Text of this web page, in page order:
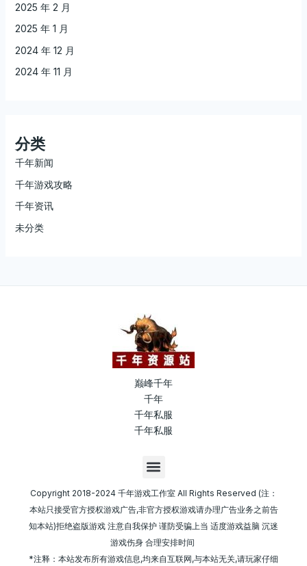
2025 年 2 月
2025 年 1 月
2024 年 12 月
2024 年 11 月
分类
千年新闻
千年游戏攻略
千年资讯
未分类
巅峰千年
千年
千年私服
千年私服
M
e
n
u
Copyright 2018-2024 千年游戏工作室 All Rights Reserved (注：
本站只接受官方授权游戏广告,非官方授权游戏请办理广告业务之前告
知本站)拒绝盗版游戏 注意自我保护 谨防受骗上当 适度游戏益脑 沉迷
游戏伤身 合理安排时间
*注释：本站发布所有游戏信息,均来自互联网,与本站无关,请玩家仔细